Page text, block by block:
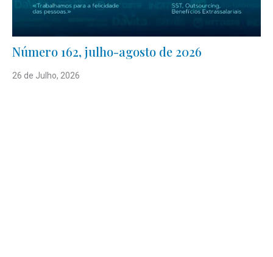
Número 162, julho-agosto de 2026
26 de Julho, 2026